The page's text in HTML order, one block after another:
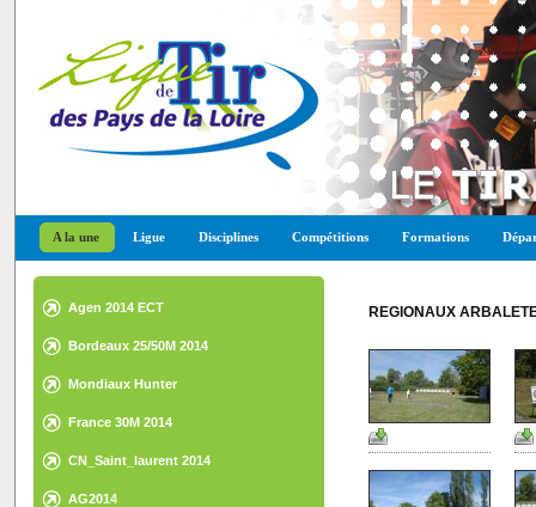
A la une Ligue Disciplines Compétitions Formations
Agen 2014 ECT
Bordeaux 25/50M 2014
Mondiaux Hunter
France 30M 2014
CN_Saint_laurent 2014
AG2014
REGIONAUX